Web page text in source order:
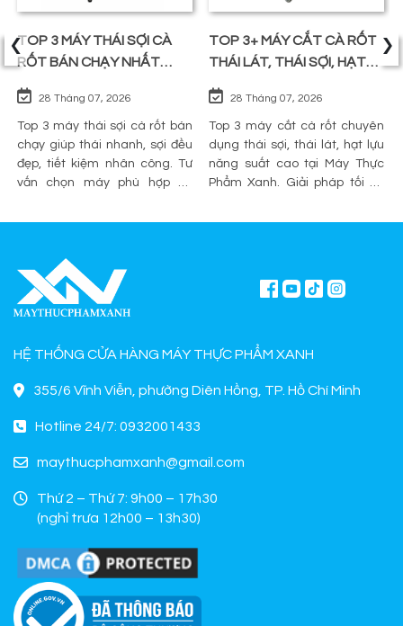
TOP 3 MÁY THÁI SỢI CÀ
RỐT BÁN CHẠY NHẤT
TRÊN THỊ TRƯỜNG
28 Tháng 07, 2026
Top 3 máy thái sợi cà rốt bán
chạy giúp thái nhanh, sợi đều
đẹp, tiết kiệm nhân công. Tư
vấn chọn máy phù hợp và
Phẩm Xanh.
TOP 3+ MÁY CẮT CÀ RỐT
THÁI LÁT, THÁI SỢI, HẠT
LỰU
28 Tháng 07, 2026
Top 3 máy cắt cà rốt chuyên
dụng thái sợi, thái lát, hạt lựu
năng suất cao tại Máy Thực
Phẩm Xanh. Giải pháp tối ưu
nghiệp.
‹ ›
HỆ THỐNG CỬA HÀNG MÁY THỰC PHẨM XANH
355/6 Vĩnh Viễn, phường Diên Hồng, TP. Hồ Chí Minh
Hotline 24/7: 0932001433
maythucphamxanh@gmail.com
Thứ 2 – Thứ 7: 9h00 – 17h30
(nghỉ trưa 12h00 – 13h30)